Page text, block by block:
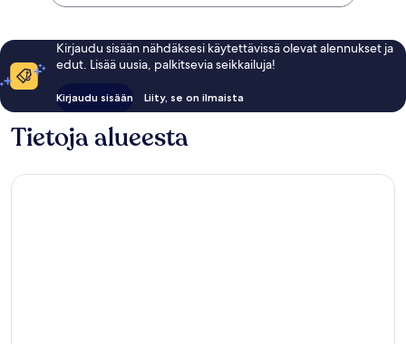
Kirjaudu sisään nähdäksesi käytettävissä olevat alennukset ja
edut. Lisää uusia, palkitsevia seikkailuja!
Kirjaudu sisään Liity, se on ilmaista
Tietoja alueesta